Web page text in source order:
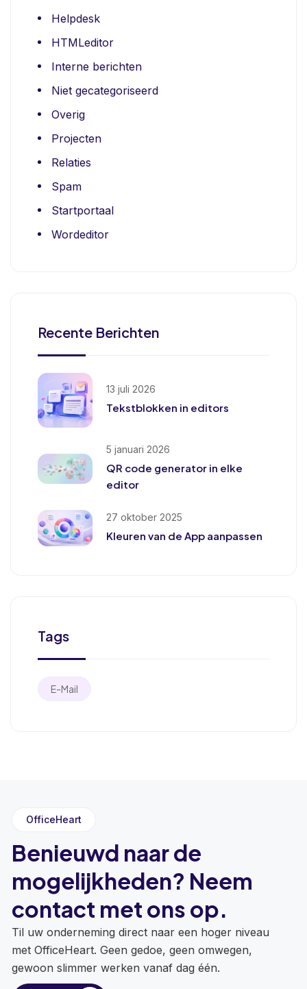
Helpdesk
HTMLeditor
Interne berichten
Niet gecategoriseerd
Overig
Projecten
Relaties
Spam
Startportaal
Wordeditor
Recente Berichten
13 juli 2026
Tekstblokken in editors
5 januari 2026
QR code generator in elke
editor
27 oktober 2025
Kleuren van de App aanpassen
Tags
E-Mail
OfficeHeart
Benieuwd naar de
mogelijkheden? Neem
contact met ons op.
Til uw onderneming direct naar een hoger niveau
met OfficeHeart. Geen gedoe, geen omwegen,
gewoon slimmer werken vanaf dag één.